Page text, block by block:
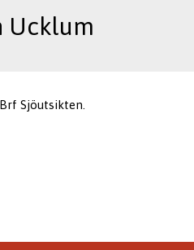
Ucklum
Sjöutsikten.